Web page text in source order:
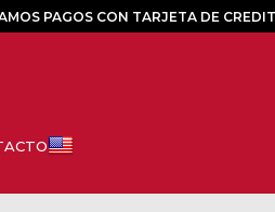
PAGOS CON TARJETA DE